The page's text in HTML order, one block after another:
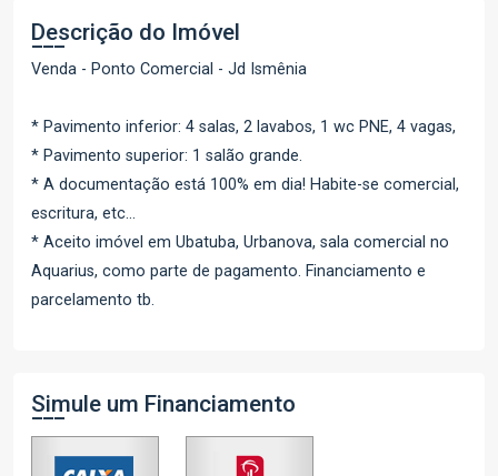
Descrição do Imóvel
Venda - Ponto Comercial - Jd Ismênia
* Pavimento inferior: 4 salas, 2 lavabos, 1 wc PNE, 4 vagas,
* Pavimento superior: 1 salão grande.
* A documentação está 100% em dia! Habite-se comercial,
escritura, etc...
* Aceito imóvel em Ubatuba, Urbanova, sala comercial no
Aquarius, como parte de pagamento. Financiamento e
parcelamento tb.
Simule um Financiamento